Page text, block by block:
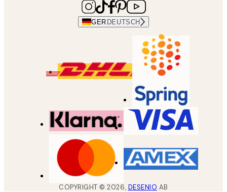
GER DEUTSCH
COPYRIGHT ©2026, DESENIO AB